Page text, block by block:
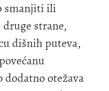
smanjiti ili
strane,
dišnih puteva,
otežava